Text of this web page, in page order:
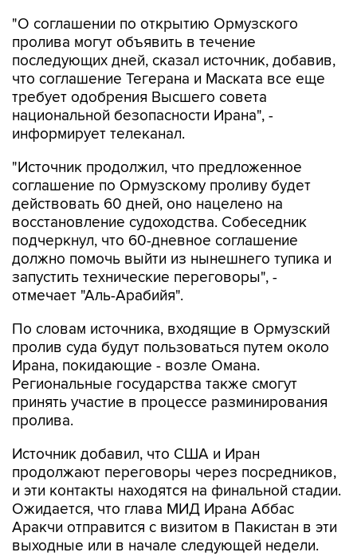
"О соглашении по открытию Ормузского
пролива могут объявить в течение
последующих дней, сказал источник, добавив,
что соглашение Тегерана и Маската все еще
требует одобрения Высшего совета
национальной безопасности Ирана", -
информирует телеканал.
"Источник продолжил, что предложенное
соглашение по Ормузскому проливу будет
действовать 60 дней, оно нацелено на
восстановление судоходства. Собеседник
подчеркнул, что 60-дневное соглашение
должно помочь выйти из нынешнего тупика и
запустить технические переговоры", -
отмечает "Аль-Арабийя".
По словам источника, входящие в Ормузский
пролив суда будут пользоваться путем около
Ирана, покидающие - возле Омана.
Региональные государства также смогут
принять участие в процессе разминирования
пролива.
Источник добавил, что США и Иран
продолжают переговоры через посредников,
и эти контакты находятся на финальной стадии.
Ожидается, что глава МИД Ирана Аббас
Аракчи отправится с визитом в Пакистан в эти
выходные или в начале следующей недели.